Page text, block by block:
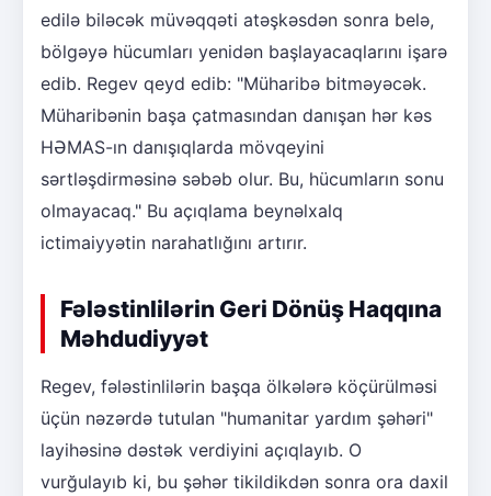
edilə biləcək müvəqqəti atəşkəsdən sonra belə,
bölgəyə hücumları yenidən başlayacaqlarını işarə
edib. Regev qeyd edib: "Müharibə bitməyəcək.
Müharibənin başa çatmasından danışan hər kəs
HƏMAS-ın danışıqlarda mövqeyini
sərtləşdirməsinə səbəb olur. Bu, hücumların sonu
olmayacaq." Bu açıqlama beynəlxalq
ictimaiyyətin narahatlığını artırır.
Fələstinlilərin Geri Dönüş Haqqına
Məhdudiyyət
Regev, fələstinlilərin başqa ölkələrə köçürülməsi
üçün nəzərdə tutulan "humanitar yardım şəhəri"
layihəsinə dəstək verdiyini açıqlayıb. O
vurğulayıb ki, bu şəhər tikildikdən sonra ora daxil